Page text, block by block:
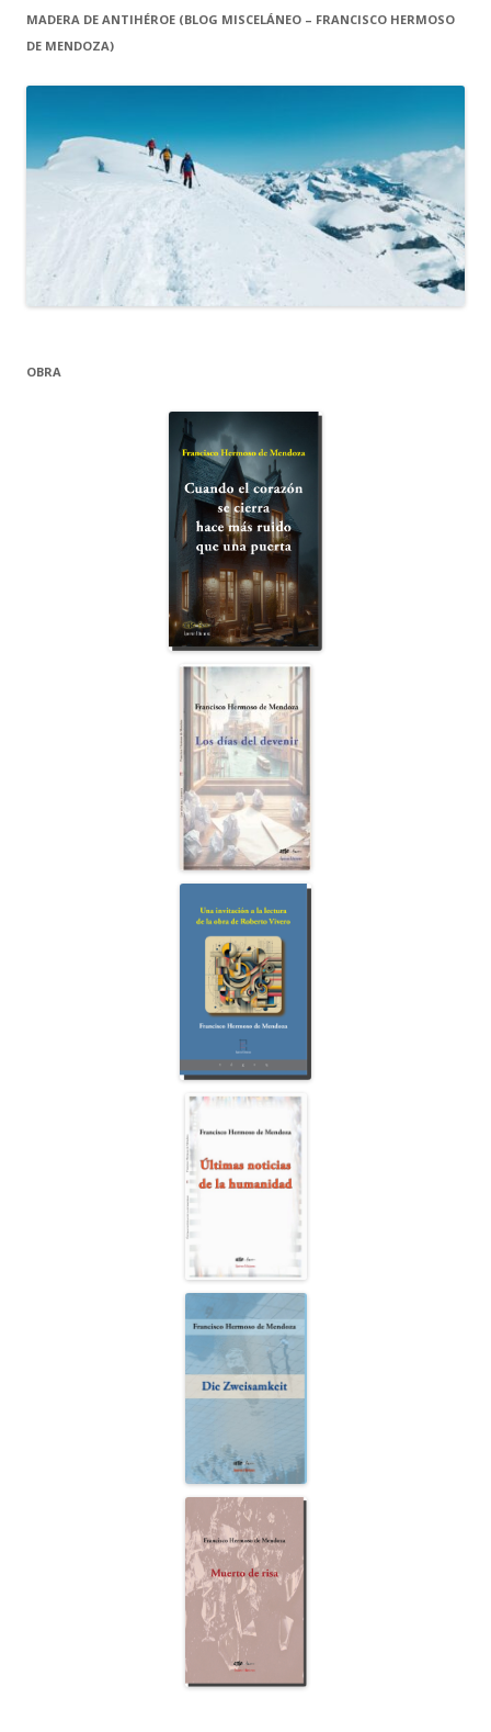
MADERA DE ANTIHÉROE (BLOG MISCELÁNEO – FRANCISCO HERMOSO
DE MENDOZA)
OBRA